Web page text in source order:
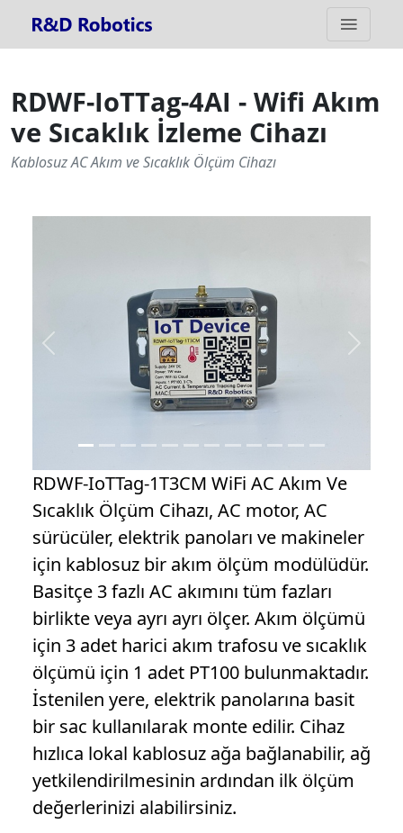
RDWF-IoTTag-4AI - Wifi Akım
ve Sıcaklık İzleme Cihazı
Kablosuz AC Akım ve Sıcaklık Ölçüm Cihazı
RDWF-IoTTag-1T3CM WiFi AC Akım Ve
Sıcaklık Ölçüm Cihazı, AC motor, AC
sürücüler, elektrik panoları ve makineler
için kablosuz bir akım ölçüm modülüdür.
Basitçe 3 fazlı AC akımını tüm fazları
birlikte veya ayrı ayrı ölçer. Akım ölçümü
için 3 adet harici akım trafosu ve sıcaklık
ölçümü için 1 adet PT100 bulunmaktadır.
İstenilen yere, elektrik panolarına basit
bir sac kullanılarak monte edilir. Cihaz
hızlıca lokal kablosuz ağa bağlanabilir, ağ
yetkilendirilmesinin ardından ilk ölçüm
değerlerinizi alabilirsiniz.